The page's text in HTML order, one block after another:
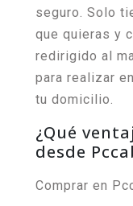
seguro. Solo
que quieras y
redirigido al
para realizar
tu domicilio.
¿Qué
desde
Comprar en